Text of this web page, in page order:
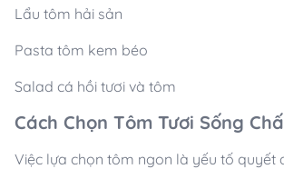
Lẩu tôm hải sản
Pasta tôm kem béo
Salad cá hồi tươi và tôm
Cách Chọn Tôm Tươi Sống
Việc lựa chọn tôm ngon là yếu tố quyết